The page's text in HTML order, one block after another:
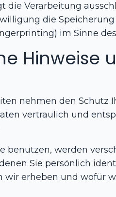
Verarbeitung
die
im Sinne
Hinweise
nehmen den Schutz
vertraulich und
benutzen, werden
Sie persönlich
wir erheben und wofür